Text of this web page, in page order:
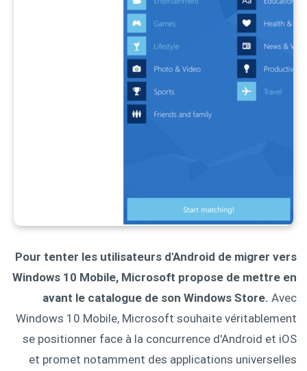
Pour tenter les utilisateurs d'Android de migrer vers
Windows 10 Mobile, Microsoft propose de mettre en
avant le catalogue de son Windows Store. Avec
Windows 10 Mobile, Microsoft souhaite véritablement
se positionner face à la concurrence d'Android et iOS
et promet notamment des applications universelles